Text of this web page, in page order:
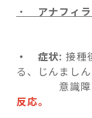
・
アナフィ
・ 症状: 接種
る、じんまし
意識障害
反応。